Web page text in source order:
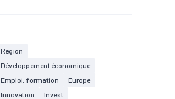
#Métropole
active
#Territoires
#Transports
Région
Développement économique
Emploi, formation
Europe
Innovation
Invest